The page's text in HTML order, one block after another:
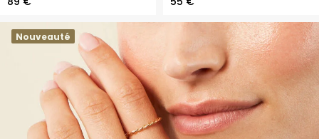
Nouveauté